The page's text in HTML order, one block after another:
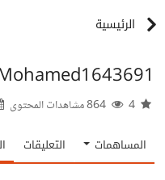
الرئيسية
المساهمات التعليقات